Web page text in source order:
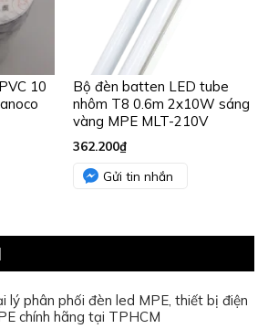
10
Bộ đèn batten LED tube
nhôm T8 0.6m 2x10W sáng
vàng MPE MLT-210V
362.200₫
Gửi tin nhắn
lý phân phối đèn led MPE, thiết bị điện
chính hãng tại TPHCM